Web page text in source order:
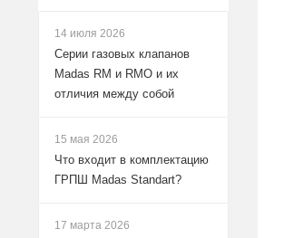
14 июля 2026
Серии газовых клапанов
Madas RM и RMO и их
отличия между собой
15 мая 2026
Что входит в комплектацию
ГРПШ Madas Standart?
17 марта 2026